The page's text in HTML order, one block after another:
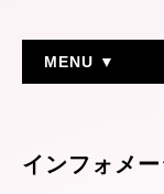
MENU ▼
インフォメ